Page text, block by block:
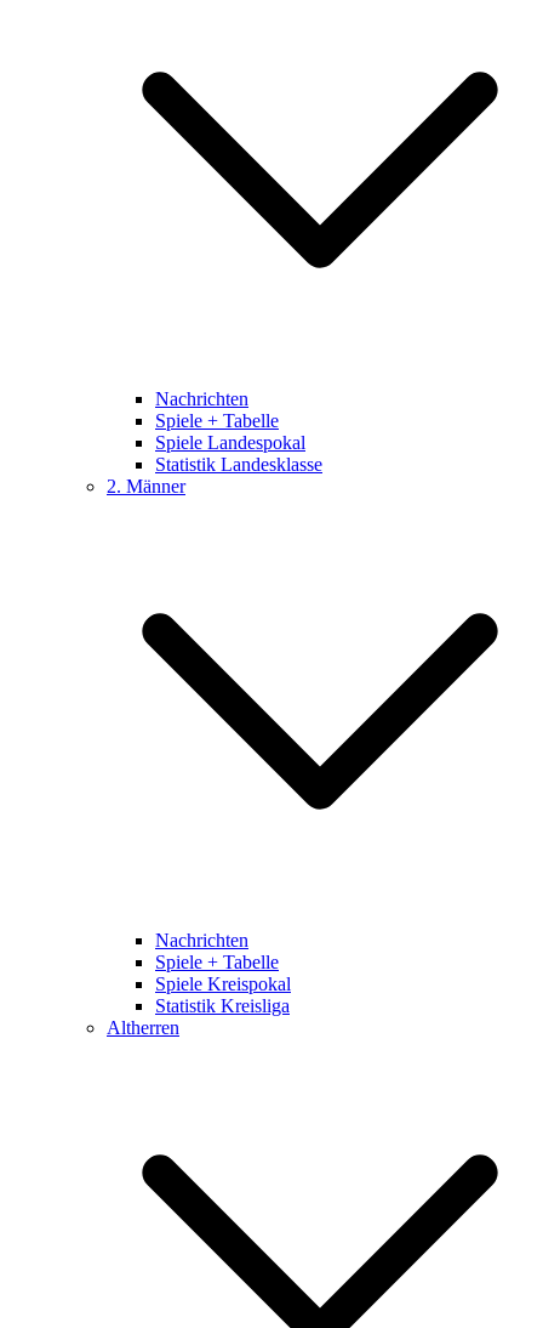
Nachrichten
Spiele + Tabelle
Spiele Landespokal
Statistik Landesklasse
2. Männer
Nachrichten
Spiele + Tabelle
Spiele Kreispokal
Statistik Kreisliga
Altherren